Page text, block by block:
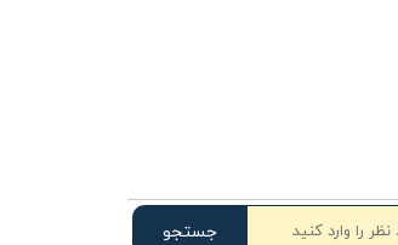
جستجو